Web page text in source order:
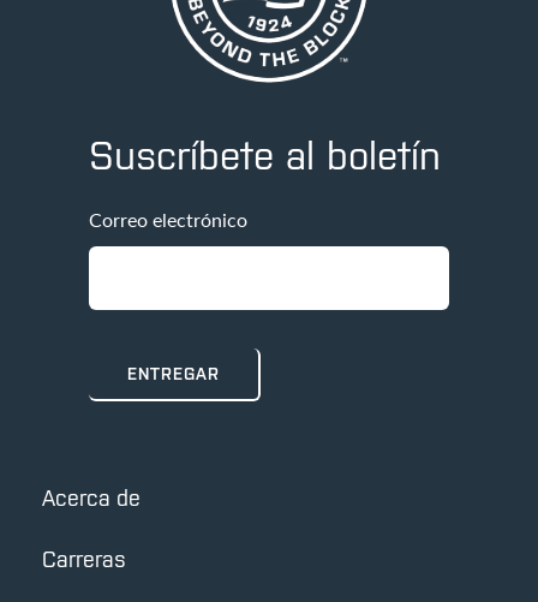
Suscríbete al boletín
Correo electrónico
Acerca de
Carreras